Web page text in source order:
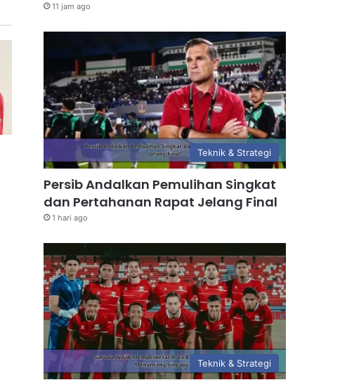
11 jam ago
Teknik & Strategi
Persib Andalkan Pemulihan Singkat
dan Pertahanan Rapat Jelang Final
1 hari ago
Teknik & Strategi